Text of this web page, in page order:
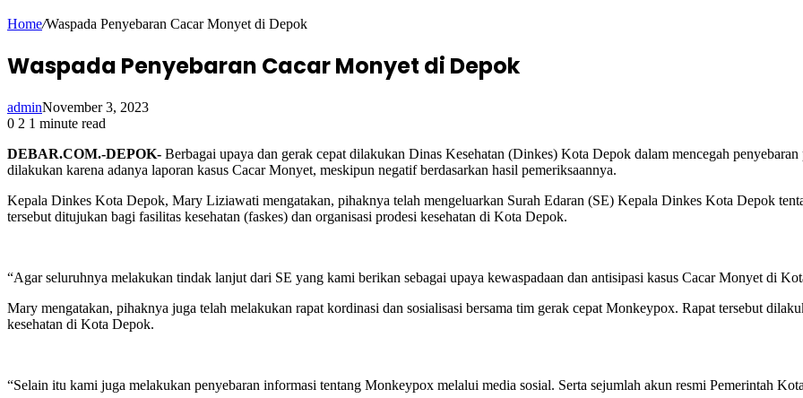
Home/Waspada Penyebaran Cacar Monyet di Depok
Waspada Penyebaran Cacar Monyet di Depok
adminNovember 3, 2023
0 2 1 minute read
DEBAR.COM.-DEPOK- Berbagai upaya dan gerak cepat dilakukan Dinas Kesehatan (Dinkes) Kota Depok dalam mencegah
dilakukan karena adanya laporan kasus Cacar Monyet, meskipun negatif berdasarkan hasil pemeriksaannya.
Kepala Dinkes Kota Depok, Mary Liziawati mengatakan, pihaknya telah mengeluarkan Surah Edaran (SE) Kepala Dinkes Kota Depok
tersebut ditujukan bagi fasilitas kesehatan (faskes) dan organisasi prodesi kesehatan di Kota Depok.
“Agar seluruhnya melakukan tindak lanjut dari SE yang kami berikan sebagai upaya kewaspadaan dan antisipasi kasus Cacar Monyet di
Mary mengatakan, pihaknya juga telah melakukan rapat kordinasi dan sosialisasi bersama tim gerak cepat Monkeypox. Rapat tersebut
kesehatan di Kota Depok.
“Selain itu kami juga melakukan penyebaran informasi tentang Monkeypox melalui media sosial. Serta sejumlah akun resmi Pemerintah